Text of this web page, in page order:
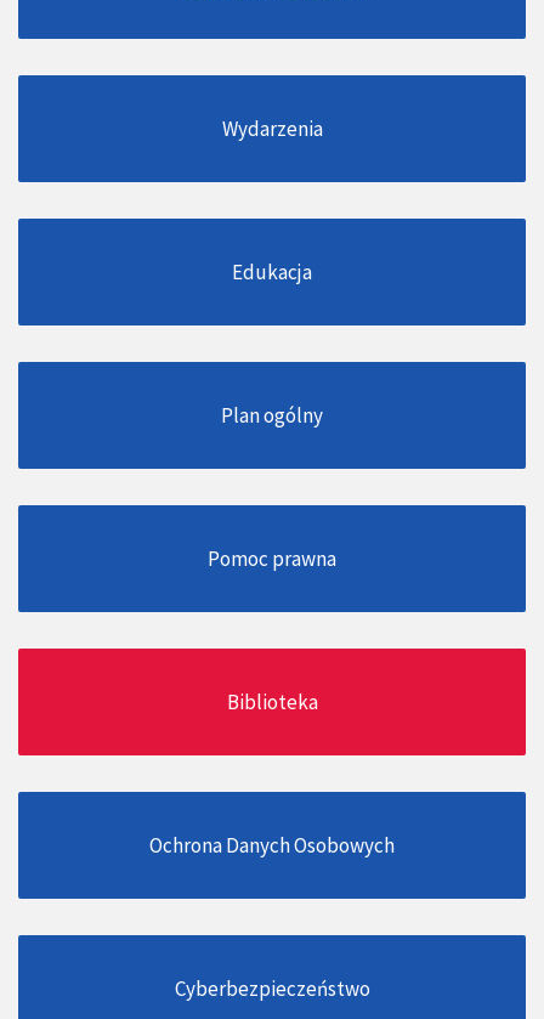
Wydarzenia
Edukacja
Plan ogólny
Pomoc prawna
Biblioteka
Ochrona Danych Osobowych
Cyberbezpieczeństwo